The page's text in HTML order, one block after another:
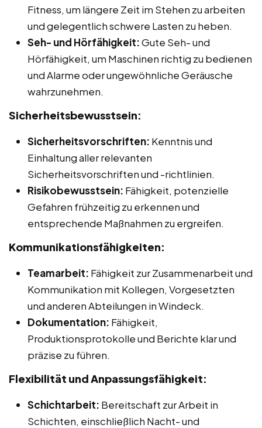
Fitness, um längere Zeit im Stehen zu arbeiten
und gelegentlich schwere Lasten zu heben.
Seh- und Hörfähigkeit:Gute Seh- und
Hörfähigkeit, um Maschinen richtig zu bedienen
und Alarme oder ungewöhnliche Geräusche
wahrzunehmen.
Sicherheitsbewusstsein:
Sicherheitsvorschriften: Kenntnis und
Einhaltung aller relevanten
Sicherheitsvorschriften und -richtlinien.
Risikobewusstsein: Fähigkeit, potenzielle
Gefahren frühzeitig zu erkennen und
entsprechende Maßnahmen zu ergreifen.
Kommunikationsfähigkeiten:
Teamarbeit: Fähigkeit zur Zusammenarbeit und
Kommunikation mit Kollegen, Vorgesetzten
und anderen Abteilungen in Windeck.
Dokumentation: Fähigkeit,
Produktionsprotokolle und Berichte klar und
präzise zu führen.
Flexibilität und Anpassungsfähigkeit:
Schichtarbeit: Bereitschaft zur Arbeit in
Schichten, einschließlich Nacht- und